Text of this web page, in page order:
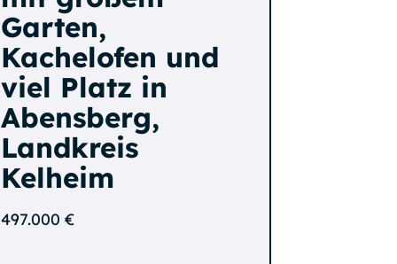
Garten,
Kachelofen und
viel Platz in
Abensberg,
Landkreis
Kelheim
497.000 €